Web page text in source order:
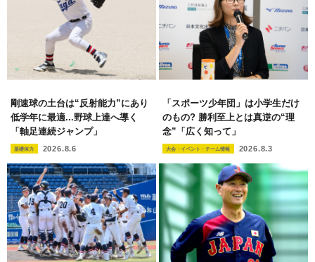
剛速球の土台は“反射能力”にあり
低学年に最適...野球上達へ導く
「軸足連続ジャンプ」
基礎体力 2026.8.6
「スポーツ少年団」は小学生だけ
のもの? 勝利至上とは真逆の“理
念”「広く知って」
大会・イベント・チーム情報 2026.8.3